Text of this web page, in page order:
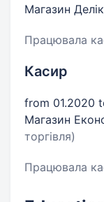
Магазин
Працювала
Касир
from 01.2020
Магазин
торгівля)
Працювала